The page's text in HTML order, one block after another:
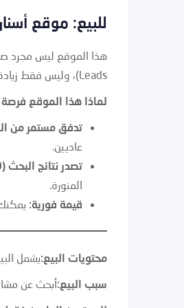
للبيع: موقع أسنان
هذا الموقع ليس مجرد
Leads)، وليس فقط زيادة عدد الزيارات.
لماذا هذا الموقع
تدفق مستمر من
عاديين.
تصدر نتائج البحث (SEO):
المنورة.
قيمة فورية:
محتويات البيع:يشمل
سبب البيع:أبحث عن